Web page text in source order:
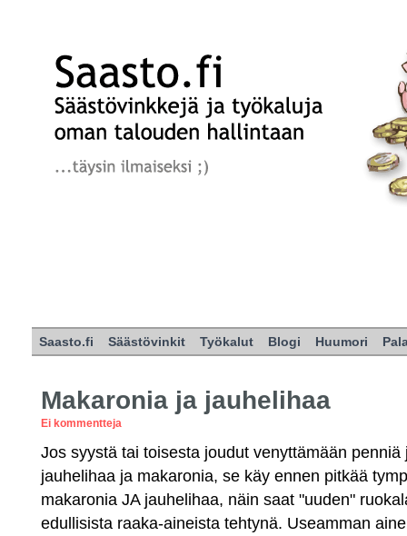
Saasto.fi Säästövinkit Työkalut Blogi Huumori
Makaronia ja jauhelihaa
Ei kommentteja
Jos syystä tai toisesta joudut venyttämään
jauhelihaa ja makaronia, se käy ennen pitkää
makaronia JA jauhelihaa, näin saat "uuden"
edullisista raaka-aineista tehtynä. Useamman